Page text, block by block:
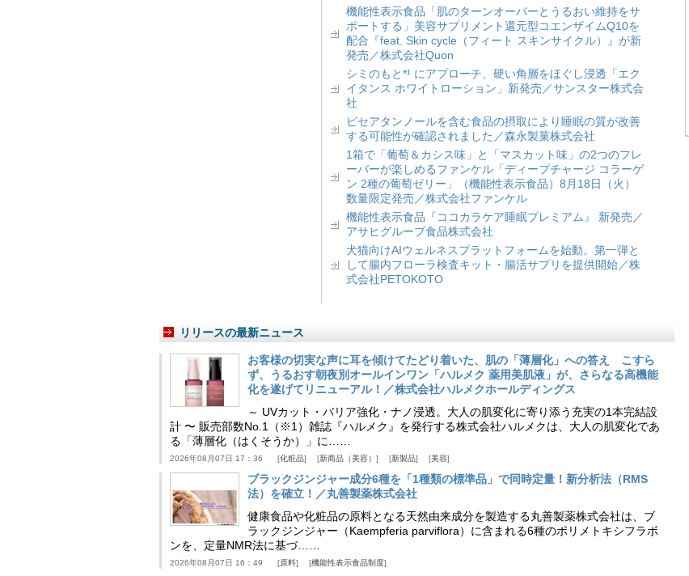
機能性表示食品「肌のターンオーバーとうるおい維持をサ
ポートする」美容サプリメント還元型コエンザイムQ10を
配合『feat. Skin cycle（フィート スキンサイクル）』が新
発売／株式会社Quon
シミのもと*¹ にアプローチ、硬い角層をほぐし浸透「エク
イタンス ホワイトローション」新発売／サンスター株式会
社
ピセアタンノールを含む食品の摂取により睡眠の質が改善
する可能性が確認されました／森永製菓株式会社
1箱で「葡萄＆カシス味」と「マスカット味」の2つのフレ
ーバーが楽しめるファンケル「ディープチャージ コラーゲ
ン 2種の葡萄ゼリー」（機能性表示食品）8月18日（火）
数量限定発売／株式会社ファンケル
機能性表示食品『ココカラケア睡眠プレミアム』 新発売／
アサヒグループ食品株式会社
犬猫向けAIウェルネスプラットフォームを始動。第一弾と
して腸内フローラ検査キット・腸活サプリを提供開始／株
式会社PETOKOTO
リリースの最新ニュース
お客様の切実な声に耳を傾けてたどり着いた、肌の「薄層化」への答え こすら
ず、うるおす朝夜別オールインワン「ハルメク 薬用美肌液」が、さらなる高機能
化を遂げてリニューアル！／株式会社ハルメクホールディングス
～ UVカット・バリア強化・ナノ浸透。大人の肌変化に寄り添う充実の1本完結設
計 〜 販売部数No.1（※1）雑誌『ハルメク』を発行する株式会社ハルメクは、大人の肌変化であ
る「薄層化（はくそうか）」に……
2026年08月07日 17：36 化粧品 新商品（美容） 新製品 美容
ブラックジンジャー成分6種を「1種類の標準品」で同時定量！新分析法（RMS
法）を確立！／丸善製薬株式会社
健康食品や化粧品の原料となる天然由来成分を製造する丸善製薬株式会社は、ブ
ラックジンジャー（Kaempferia parviflora）に含まれる6種のポリメトキシフラボ
ンを、定量NMR法に基づ……
2026年08月07日 16：49 原料 機能性表示食品制度